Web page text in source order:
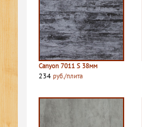
Canyon 7011 S 38мм
234 руб./плита